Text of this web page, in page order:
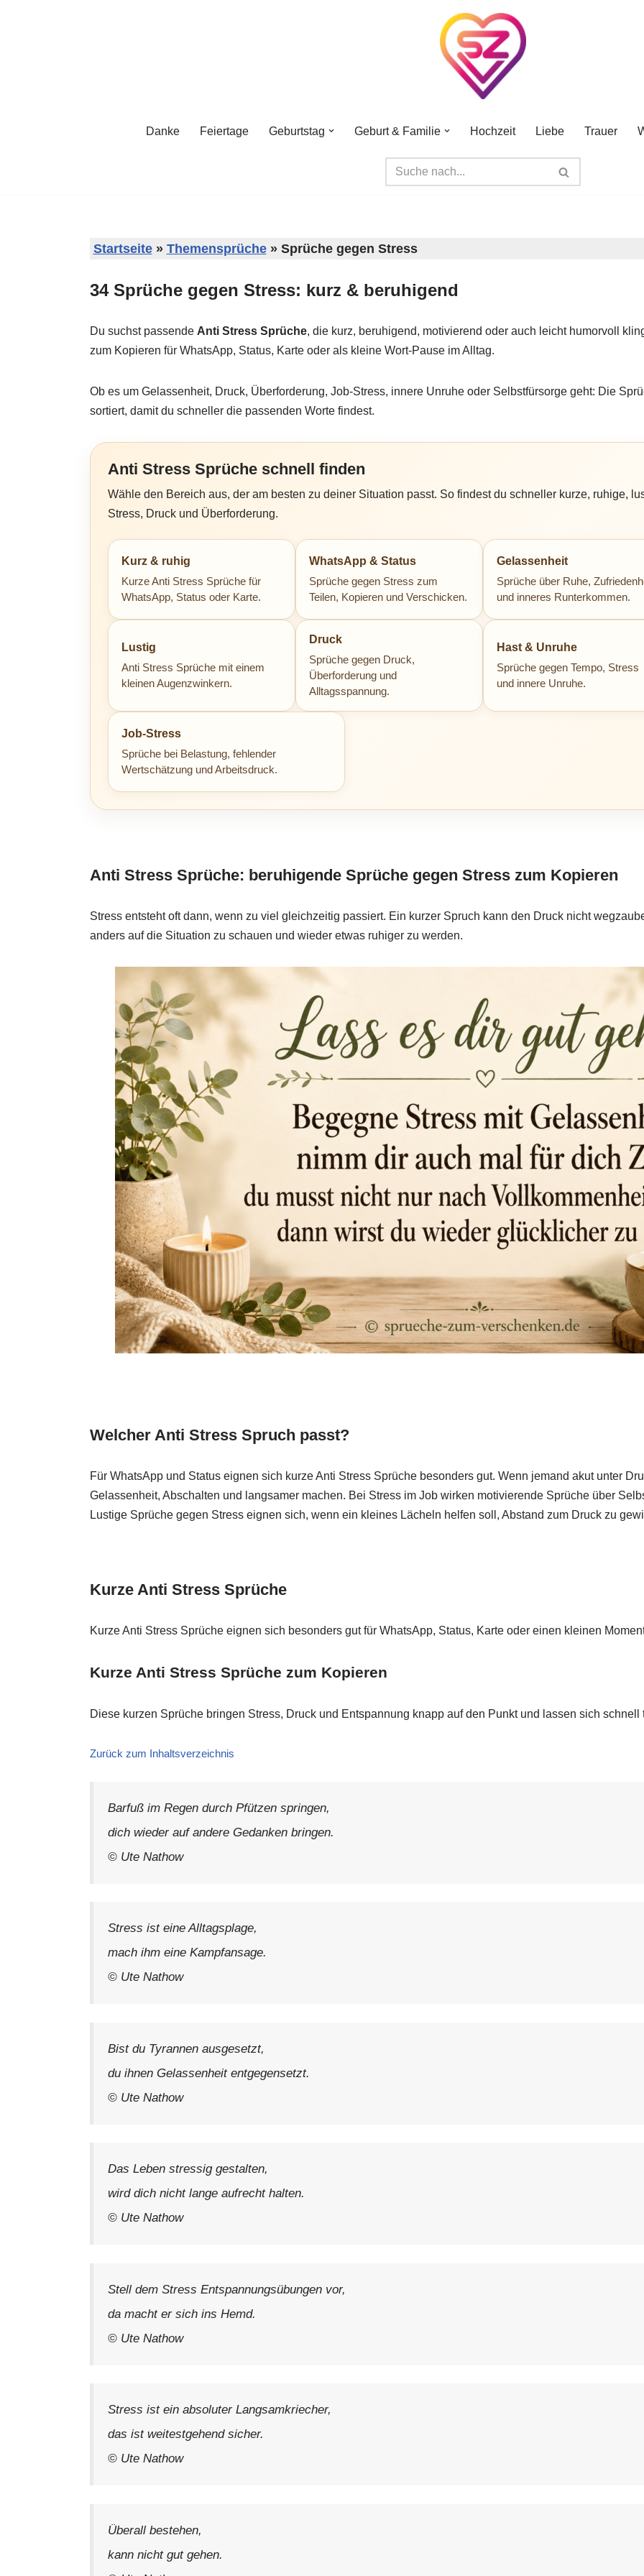
Danke Feiertage Geburtstag Geburt & Familie Hochzeit Liebe Trauer
Startseite» Themensprüche» Sprüche gegen Stress
34 Sprüche gegen Stress: kurz & beruhigend
Du suchst passende Anti Stress Sprüche, die kurz, beruhigend, motivierend oder auch leicht humorvoll
zum Kopieren für WhatsApp, Status, Karte oder als kleine Wort-Pause im Alltag.
Ob es um Gelassenheit, Druck, Überforderung, Job-Stress, innere Unruhe oder Selbstfürsorge geht: Die
sortiert, damit du schneller die passenden Worte findest.
Anti Stress Sprüche schnell finden
Wähle den Bereich aus, der am besten zu deiner Situation passt. So findest du schneller kurze, ruhige,
Stress, Druck und Überforderung.
Kurz & ruhig
Kurze Anti Stress Sprüche für
WhatsApp, Status oder Karte.
WhatsApp & Status
Sprüche gegen Stress zum
Teilen, Kopieren und Verschicken.
Gelassenheit
Sprüche über Ruhe,
und inneres Runterkommen.
Lustig
Anti Stress Sprüche mit einem
kleinen Augenzwinkern.
Druck
Sprüche gegen Druck,
Überforderung und
Alltagsspannung.
Hast & Unruhe
Sprüche gegen Tempo, Stress
und innere Unruhe.
Job-Stress
Sprüche bei Belastung, fehlender
Wertschätzung und Arbeitsdruck.
Anti Stress Sprüche: beruhigende Sprüche gegen Stress zum Kopieren
Stress entsteht oft dann, wenn zu viel gleichzeitig passiert. Ein kurzer Spruch kann den Druck nicht
anders auf die Situation zu schauen und wieder etwas ruhiger zu werden.
Welcher Anti Stress Spruch passt?
Für WhatsApp und Status eignen sich kurze Anti Stress Sprüche besonders gut. Wenn jemand akut unter
Gelassenheit, Abschalten und langsamer machen. Bei Stress im Job wirken motivierende Sprüche über
Lustige Sprüche gegen Stress eignen sich, wenn ein kleines Lächeln helfen soll, Abstand zum Druck zu
Kurze Anti Stress Sprüche
Kurze Anti Stress Sprüche eignen sich besonders gut für WhatsApp, Status, Karte oder einen kleinen
Kurze Anti Stress Sprüche zum Kopieren
Diese kurzen Sprüche bringen Stress, Druck und Entspannung knapp auf den Punkt und lassen sich schnell
Zurück zum Inhaltsverzeichnis
Barfuß im Regen durch Pfützen springen,
dich wieder auf andere Gedanken bringen.
© Ute Nathow
Stress ist eine Alltagsplage,
mach ihm eine Kampfansage.
© Ute Nathow
Bist du Tyrannen ausgesetzt,
du ihnen Gelassenheit entgegensetzt.
© Ute Nathow
Das Leben stressig gestalten,
wird dich nicht lange aufrecht halten.
© Ute Nathow
Stell dem Stress Entspannungsübungen vor,
da macht er sich ins Hemd.
© Ute Nathow
Stress ist ein absoluter Langsamkriecher,
das ist weitestgehend sicher.
© Ute Nathow
Überall bestehen,
kann nicht gut gehen.